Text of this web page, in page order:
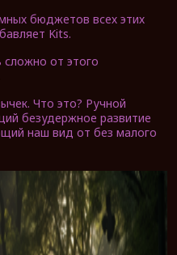
бюджетов всех этих
Kits.
от этого
Что это? Ручной
безудержное развитие
наш вид от без малого